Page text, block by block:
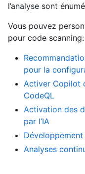
l’analyse sont
Vous pouvez
pour code scanning:
pour la
Activer Copilot
CodeQL
Activation des
par l’IA
Développement
Analyses